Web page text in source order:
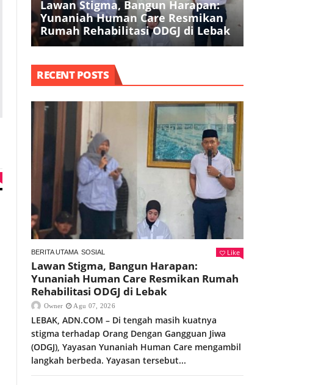
Lawan Stigma, Bangun Harapan:
Yunaniah Human Care Resmikan
Rumah Rehabilitasi ODGJ di Lebak
RECENT POSTS
BERITA UTAMA SOSIAL Like
Lawan Stigma, Bangun Harapan:
Yunaniah Human Care Resmikan Rumah
Rehabilitasi ODGJ di Lebak
Owner Agu 07, 2026
LEBAK, ADN.COM – Di tengah masih kuatnya
stigma terhadap Orang Dengan Gangguan Jiwa
(ODGJ), Yayasan Yunaniah Human Care mengambil
langkah berbeda. Yayasan tersebut...